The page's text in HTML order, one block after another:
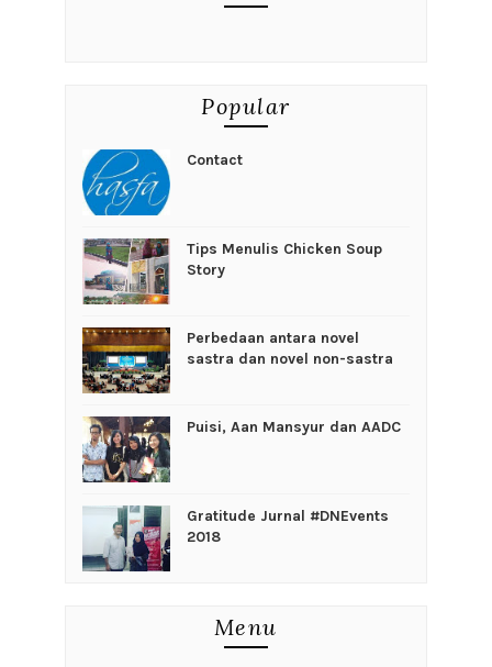
Popular
Contact
Tips Menulis Chicken Soup
Story
Perbedaan antara novel
sastra dan novel non-sastra
Puisi, Aan Mansyur dan AADC
Gratitude Jurnal #DNEvents
2018
Menu